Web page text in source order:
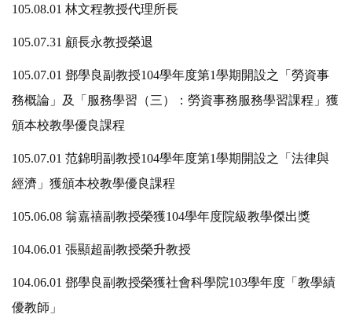
105.08.01 林文程教授代理所長
105.07.31 顧長永教授榮退
105.07.01 鄧學良副教授104學年度第1學期開設之「勞資事
務概論」及「服務學習（三）：勞資事務服務學習課程」獲
頒本校教學優良課程
105.07.01 范錦明副教授104學年度第1學期開設之「法律與
經濟」獲頒本校教學優良課程
105.06.08 翁嘉禧副教授榮獲104學年度院級教學傑出獎
104.06.01 張顯超副教授榮升教授
104.06.01 鄧學良副教授榮獲社會科學院103學年度「教學績
優教師」